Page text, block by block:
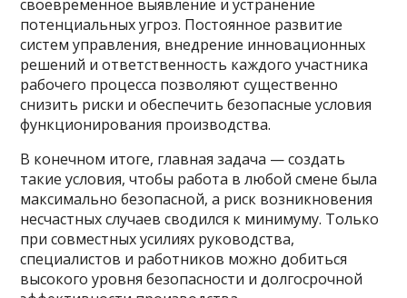
своевременное выявление и устранение
потенциальных угроз. Постоянное развитие
систем управления, внедрение инновационных
решений и ответственность каждого участника
рабочего процесса позволяют существенно
снизить риски и обеспечить безопасные условия
функционирования производства.
В конечном итоге, главная задача — создать
такие условия, чтобы работа в любой смене была
максимально безопасной, а риск возникновения
несчастных случаев сводился к минимуму. Только
при совместных усилиях руководства,
специалистов и работников можно добиться
высокого уровня безопасности и долгосрочной